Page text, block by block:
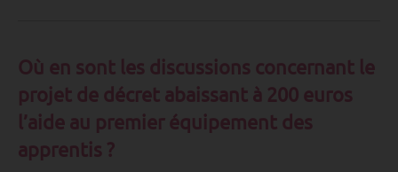
Où en sont les discussions concernant le
projet de décret abaissant à 200 euros
l’aide au premier équipement des
apprentis ?